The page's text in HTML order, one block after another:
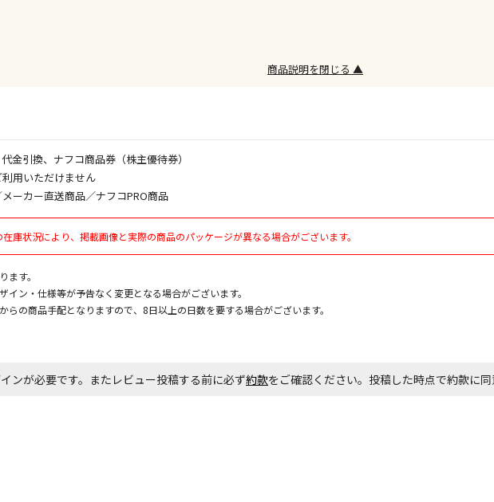
商品購入個数
商品説明を閉じる ▲
金引換、ナフコ商品券（株主優待券）
用いただけません
ーカー直送商品／ナフコPRO商品
庫状況により、掲載画像と実際の商品のパッケージが異なる場合がございます。
す。
ン・仕様等が予告なく変更となる場合がございます。
の商品手配となりますので、8日以上の日数を要する場合がございます。
ンが必要です。またレビュー投稿する前に必ず約款をご確認ください。投稿した時点で約款